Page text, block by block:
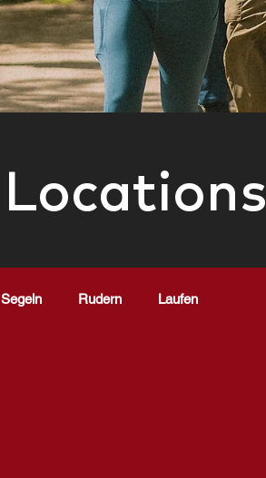
Locations
Segeln Rudern Laufen